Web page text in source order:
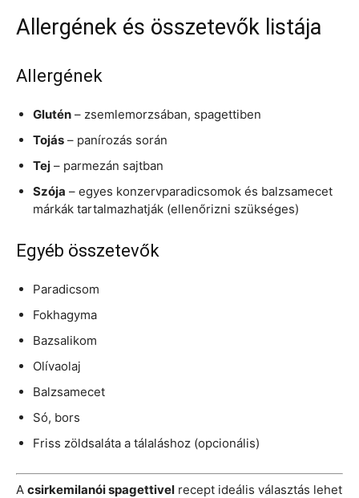
Allergének és összetevők listája
Allergének
Glutén – zsemlemorzsában, spagettiben
Tojás – panírozás során
Tej – parmezán sajtban
Szója – egyes konzervparadicsomok és balzsamecet
márkák tartalmazhatják (ellenőrizni szükséges)
Egyéb összetevők
Paradicsom
Fokhagyma
Bazsalikom
Olívaolaj
Balzsamecet
Só, bors
Friss zöldsaláta a tálaláshoz (opcionális)
A csirkemilanói spagettivel recept ideális választás lehet